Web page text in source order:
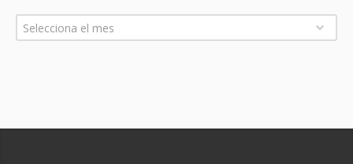
Arxius
Selecciona el mes